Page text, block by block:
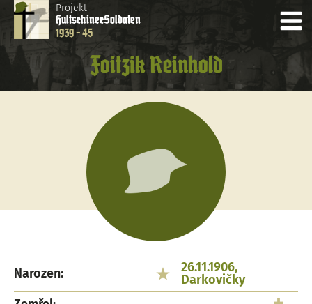
Projekt
HultschinerSoldaten
1939 - 45
Foitzik Reinhold
Narozen:
26.11.1906,
Darkovičky